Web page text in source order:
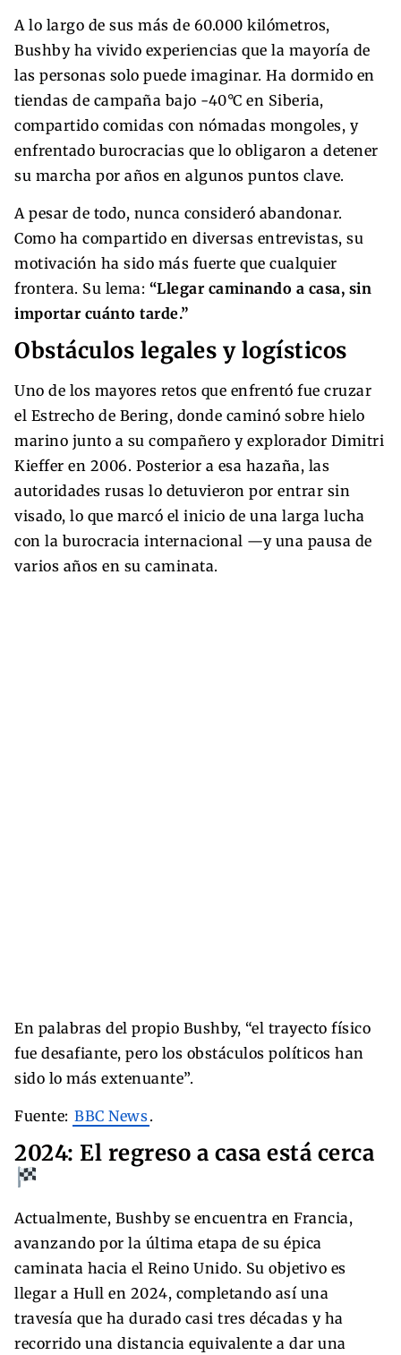
A lo largo de sus más de 60.000 kilómetros,
Bushby ha vivido experiencias que la mayoría de
las personas solo puede imaginar. Ha dormido en
tiendas de campaña bajo -40°C en Siberia,
compartido comidas con nómadas mongoles, y
enfrentado burocracias que lo obligaron a detener
su marcha por años en algunos puntos clave.
A pesar de todo, nunca consideró abandonar.
Como ha compartido en diversas entrevistas, su
motivación ha sido más fuerte que cualquier
frontera. Su lema: “Llegar caminando a casa, sin
importar cuánto tarde.”
Obstáculos legales y logísticos
Uno de los mayores retos que enfrentó fue cruzar
el Estrecho de Bering, donde caminó sobre hielo
marino junto a su compañero y explorador Dimitri
Kieffer en 2006. Posterior a esa hazaña, las
autoridades rusas lo detuvieron por entrar sin
visado, lo que marcó el inicio de una larga lucha
con la burocracia internacional —y una pausa de
varios años en su caminata.
En palabras del propio Bushby, “el trayecto físico
fue desafiante, pero los obstáculos políticos han
sido lo más extenuante”.
Fuente: BBC News.
2024: El regreso a casa está cerca
Actualmente, Bushby se encuentra en Francia,
avanzando por la última etapa de su épica
caminata hacia el Reino Unido. Su objetivo es
llegar a Hull en 2024, completando así una
travesía que ha durado casi tres décadas y ha
recorrido una distancia equivalente a dar una